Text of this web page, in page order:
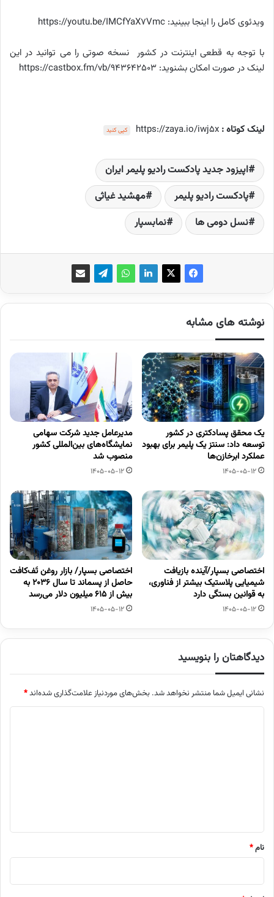
ویدئوی کامل را اینجا ببینید: https://youtu.be/IMCfYaX7Vmc
با توجه به قطعی اینترنت در کشور نسخه صوتی را می توانید در این
لینک در صورت امکان بشنوید: https://castbox.fm/vb/943642503
لینک کوتاه : https://zaya.io/iwj5x کپی کنید
اپیزود جدید پادکست رادیو پلیمر ایران
پادکست رادیو پلیمر
مهشید غیاثی
نسل دومی ها
نمابسپار
نوشته های مشابه
یک محقق پسادکتری در کشور
توسعه داد: سنتز یک پلیمر برای بهبود
عملکرد ابرخازن‌ها
1405-05-12
مدیرعامل جدید شرکت سهامی
نمایشگاه‌های بین‌المللی کشور
منصوب شد
1405-05-12
اختصاصی بسپار/آینده بازیافت
شیمیایی پلاستیک بیشتر از فناوری،
به قوانین بستگی دارد
1405-05-12
اختصاصی بسپار/ بازار روغن تَف‌کافت
حاصل از پسماند تا سال ۲۰۳۶ به
بیش از ۶۱۵ میلیون دلار می‌رسد
1405-05-12
دیدگاهتان را بنویسید
نشانی ایمیل شما منتشر نخواهد شد. بخش‌های موردنیاز علامت‌گذاری شده‌اند*
نام*